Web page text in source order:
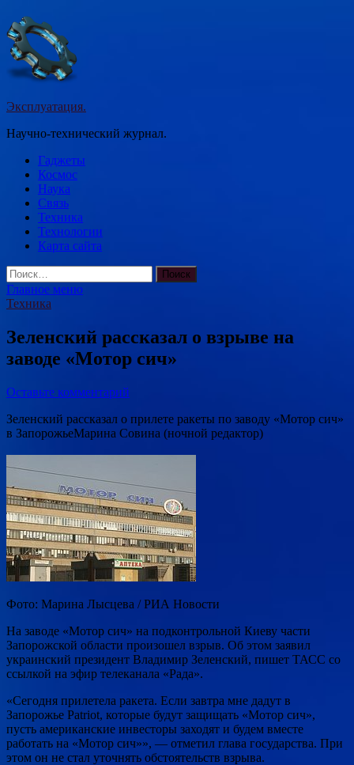
Перейти
к
содержимому
Эксплуатация.
Научно-технический журнал.
Гаджеты
Космос
Наука
Связь
Техника
Технологии
Карта сайта
Найти:
Главное меню
Техника
Зеленский рассказал о взрыве на
заводе «Мотор сич»
Оставьте комментарий
Зеленский рассказал о прилете ракеты по заводу «Мотор сич»
в ЗапорожьеМарина Совина (ночной редактор)
Фото: Марина Лысцева / РИА Новости
На заводе «Мотор сич» на подконтрольной Киеву части
Запорожской области произошел взрыв. Об этом заявил
украинский президент Владимир Зеленский, пишет ТАСС со
ссылкой на эфир телеканала «Рада».
«Сегодня прилетела ракета. Если завтра мне дадут в
Запорожье Patriot, которые будут защищать «Мотор сич»,
пусть американские инвесторы заходят и будем вместе
работать на «Мотор сич»», — отметил глава государства. При
этом он не стал уточнять обстоятельств взрыва.